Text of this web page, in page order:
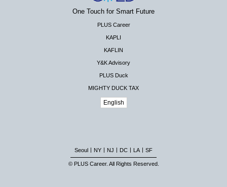
One Touch for Smart Future
PLUS Career
KAPLI
KAFLIN
Y&K Advisory
PLUS Duck
MIGHTY DUCK TAX
English
Seoul NY NJ DC LA SF
© PLUS Career. All Rights Reserved.